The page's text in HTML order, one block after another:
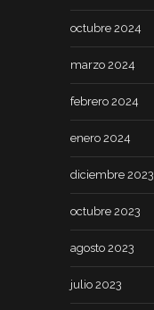
octubre 2024
marzo 2024
febrero 2024
enero 2024
diciembre 2023
octubre 2023
agosto 2023
julio 2023